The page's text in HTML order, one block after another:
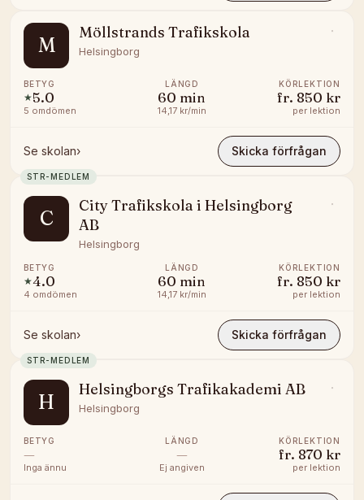
M
Möllstrands Trafikskola
Helsingborg
BETYG
★5.0
5 omdömen
LÄNGD
60 min
14,17 kr/min
KÖRLEKTION
fr. 850 kr
per lektion
Se skolan› Skicka förfrågan
STR-MEDLEM
C
City Trafikskola i Helsingborg
AB
Helsingborg
BETYG
★4.0
4 omdömen
LÄNGD
60 min
14,17 kr/min
KÖRLEKTION
fr. 850 kr
per lektion
Se skolan› Skicka förfrågan
STR-MEDLEM
H
Helsingborgs Trafikakademi AB
Helsingborg
BETYG
—
Inga ännu
LÄNGD
—
Ej angiven
KÖRLEKTION
fr. 870 kr
per lektion